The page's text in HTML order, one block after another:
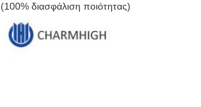
(100% διασφάλιση ποιότητας)